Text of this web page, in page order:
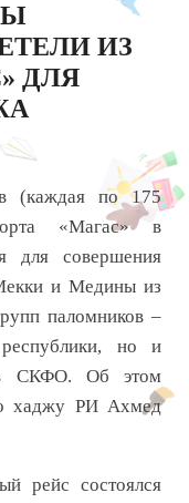
ИЗ
ДЛЯ
(каждая по 175
«Магас» в
для совершения
и Медины из
паломников –
но и
СКФО. Об этом
хаджу РИ Ахмед
рейс состоялся